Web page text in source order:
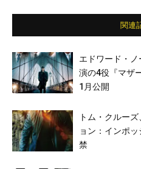
関連
エドワード・
演の4役『マザ
1月公開
トム・クルー
ョン：インポ
禁